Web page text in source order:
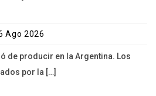
Ago 2026
de producir en la Argentina. Los
por la […]